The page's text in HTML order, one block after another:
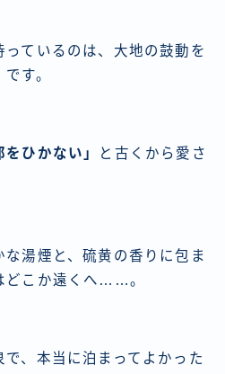
ているのは、大地の鼓動を
す。
ひかない」
と古くから愛さ
湯煙と、硫黄の香りに包ま
どこか遠くへ……。
、本当に泊まってよかった